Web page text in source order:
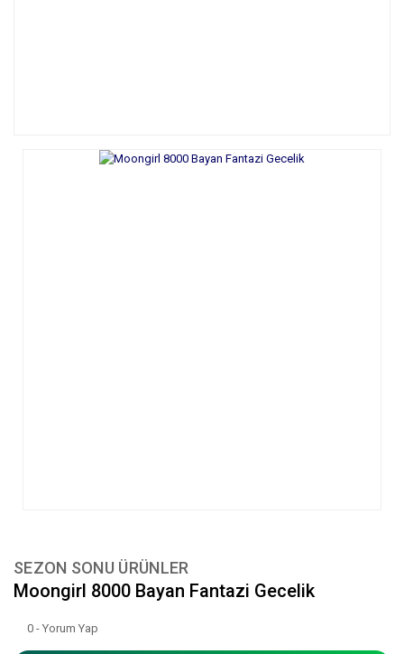
SEZON SONU ÜRÜNLER
Moongirl 8000 Bayan Fantazi Gecelik
0 - Yorum Yap